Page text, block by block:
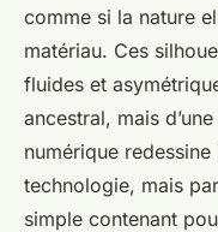
maison
Camil•10/04/2026 13:13
comme si la nature
matériau. Ces
fluides et
ancestral, mais
numérique
technologie, mais
simple contenant